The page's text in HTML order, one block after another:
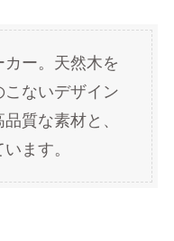
ー。天然木を
ないデザイン
質な素材と、
ます。